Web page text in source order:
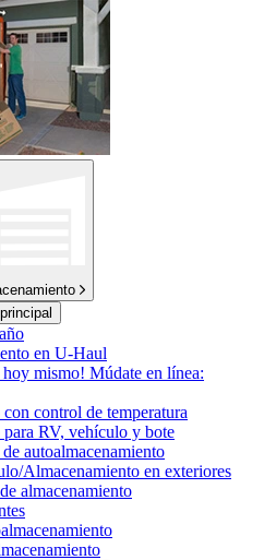
en U-Haul
hoy mismo! Múdate en línea:
control de temperatura
RV, vehículo y bote
autoalmacenamiento
Almacenamiento en exteriores
almacenamiento